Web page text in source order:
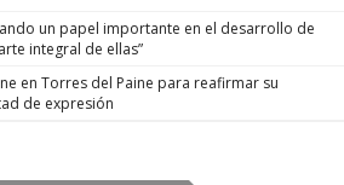
un papel importante en el desarrollo de
integral de ellas”
en Torres del Paine para reafirmar su
de expresión